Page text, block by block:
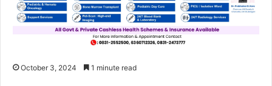
October 3, 2024 1 minute read